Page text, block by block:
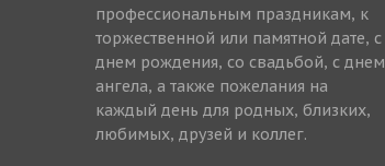
профессиональным праздникам, к
торжественной или памятной дате, с
днем рождения, со свадьбой, с днем
ангела, а также пожелания на
каждый день для родных, близких,
любимых, друзей и коллег.